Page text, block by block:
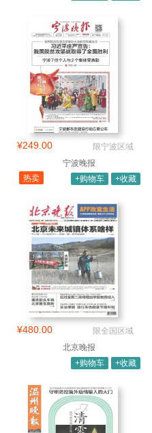
¥249.00
限宁波区域
宁波晚报
热卖
+购物车 +收藏
¥480.00
限全国区域
北京晚报
+购物车
+收藏